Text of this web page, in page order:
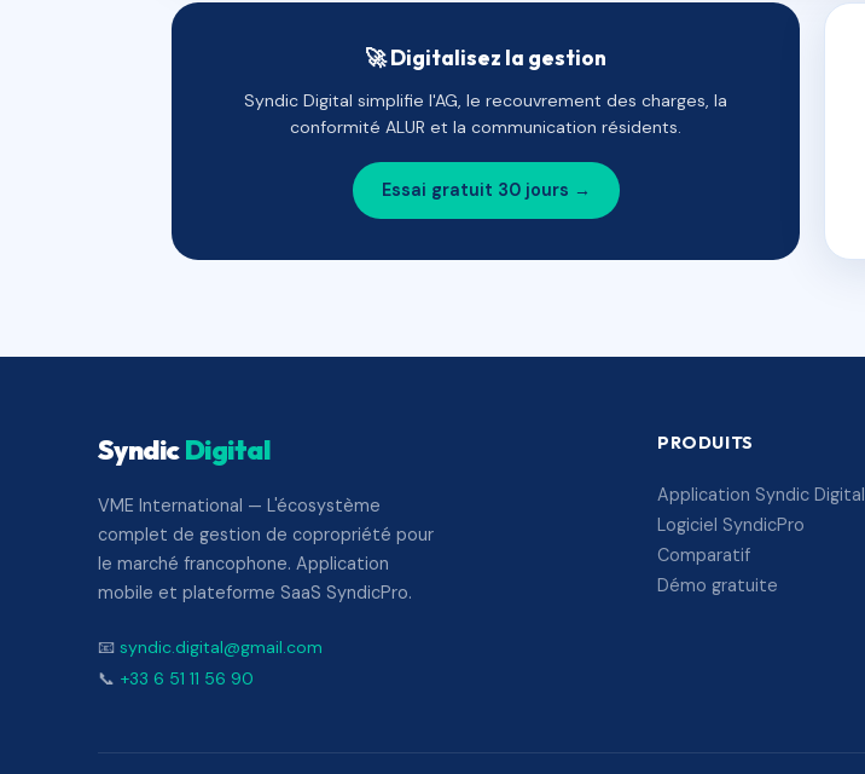
🚀 Digitalisez la gestion
Syndic Digital simplifie l'AG, le recouvrement des charges, la
conformité ALUR et la communication résidents.
Essai gratuit 30 jours →
SyndicDigital
VME International — L'écosystème
complet de gestion de copropriété pour
le marché francophone. Application
mobile et plateforme SaaS SyndicPro.
📧 syndic.digital@gmail.com
📞 +33 6 51 11 56 90
PRODUITS
Application Syndic Digital
Logiciel SyndicPro
Comparatif
Démo gratuite